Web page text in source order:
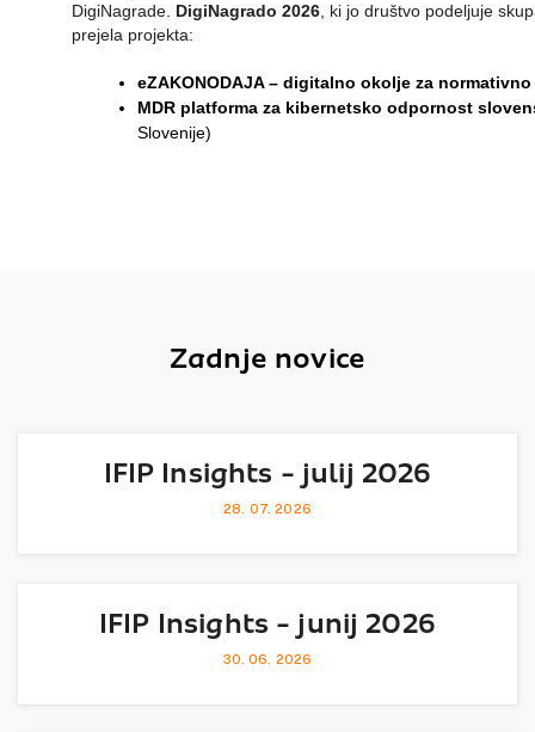
DigiNagrade. DigiNagrado 2026 , ki jo društvo podeljuje
prejela projekta:
eZAKONODAJA – digitalno okolje za
MDR platforma za kibernetsko odpornost
Slovenije)
Zadnje novice
IFIP Insights - julij 2026
28. 07. 2026
IFIP Insights - junij 2026
30. 06. 2026